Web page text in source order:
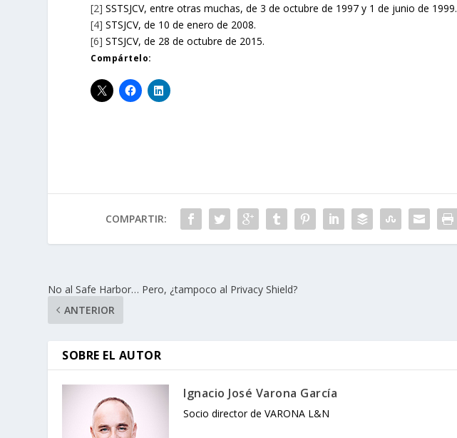
[2] SSTSJCV, entre otras muchas, de 3 de octubre de 1997 y 1 de junio de 1999.
[4] STSJCV, de 10 de enero de 2008.
[6] STSJCV, de 28 de octubre de 2015.
Compártelo:
COMPARTIR:
No al Safe Harbor… Pero, ¿tampoco al Privacy Shield?
ANTERIOR
SOBRE EL AUTOR
Ignacio José Varona García
Socio director de VARONA L&N